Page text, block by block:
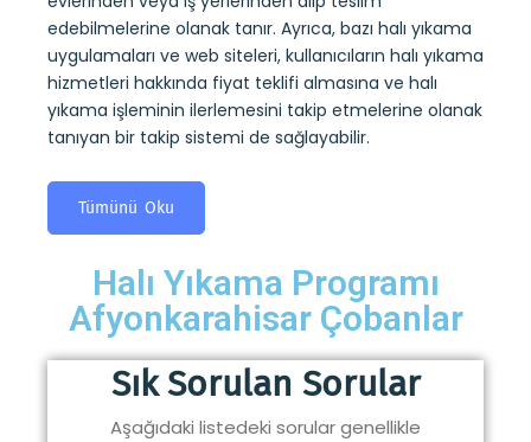
edebilmelerine olanak tanır. Ayrıca, bazı halı yıkama
uygulamaları ve web siteleri, kullanıcıların halı yıkama
hizmetleri hakkında fiyat teklifi almasına ve halı
yıkama işleminin ilerlemesini takip etmelerine olanak
tanıyan bir takip sistemi de sağlayabilir.
Tümünü Oku
Halı Yıkama Programı
Afyonkarahisar Çobanlar
Sık Sorulan Sorular
Aşağıdaki listedeki sorular genellikle